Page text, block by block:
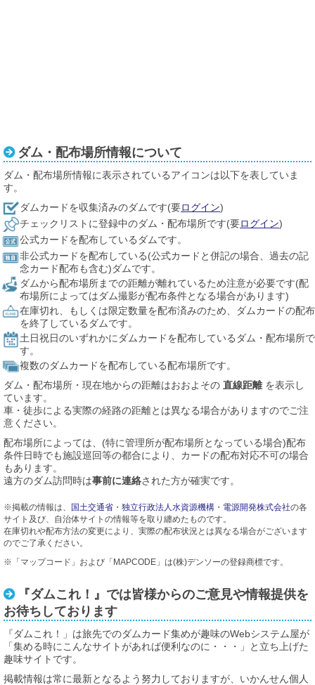
ダム・配布場所情報について
ダム・配布場所情報に表示されているアイコンは以下を表していま
す。
ダムカードを収集済みのダムです(要ログイン)
チェックリストに登録中のダム・配布場所です(要ログイン)
公式カードを配布しているダムです。
非公式カードを配布している(公式カードと併記の場合、過去の記
念カード配布も含む)ダムです。
ダムから配布場所までの距離が離れているため注意が必要です(配
布場所によってはダム撮影が配布条件となる場合があります)
在庫切れ、もしくは限定数量を配布済みのため、ダムカードの配布
を終了しているダムです。
土日祝日のいずれかにダムカードを配布しているダム・配布場所で
す。
複数のダムカードを配布している配布場所です。
ダム・配布場所・現在地からの距離はおおよその 直線距離を表示し
ています。
車・徒歩による実際の経路の距離とは異なる場合がありますのでご注
意ください。
配布場所によっては、(特に管理所が配布場所となっている場合)配布
条件日時でも施設巡回等の都合により、カードの配布対応不可の場合
もあります。
遠方のダム訪問時は事前に連絡された方が確実です。
※掲載の情報は、 国土交通省 ・ 独立行政法人水資源機構 ・ 電源開発株式会社の各
サイト及び、自治体サイトの情報等を取り纏めたものです。
在庫切れや配布方法の変更により、実際の配布状況とは異なる場合がございます
のでご了承ください。
※「マップコード」および「MAPCODE」は(株)デンソーの登録商標です。
『ダムこれ！』では皆様からのご意見や情報提供を
お待ちしております
『ダムこれ！」は旅先でのダムカード集めが趣味のWebシステム屋が
「集める時にこんなサイトがあれば便利なのに・・・」と立ち上げた
趣味サイトです。
掲載情報は常に最新となるよう努力しておりますが、いかんせん個人